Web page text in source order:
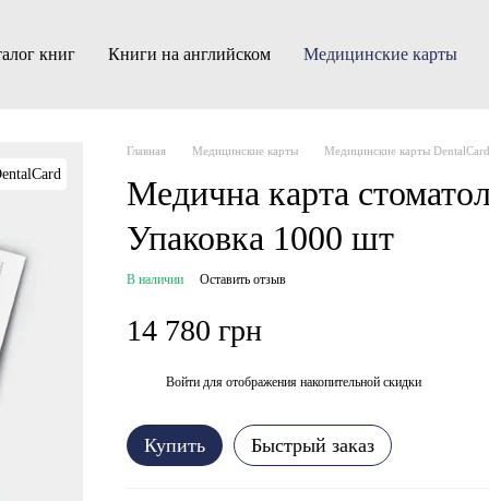
книг Книги на английском Медицинские карты
Главная Медицинские карты Медицинские карты DentalCard
Медична карта
Упаковка 1000 шт
В наличии Оставить отзыв
14 780 грн
Войтидля отображения накопительной скидки
Купить Быстрый заказ